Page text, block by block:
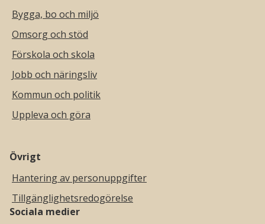
Bygga, bo och miljö
Omsorg och stöd
Förskola och skola
Jobb och näringsliv
Kommun och politik
Uppleva och göra
Övrigt
Hantering av personuppgifter
Tillgänglighetsredogörelse
Sociala medier